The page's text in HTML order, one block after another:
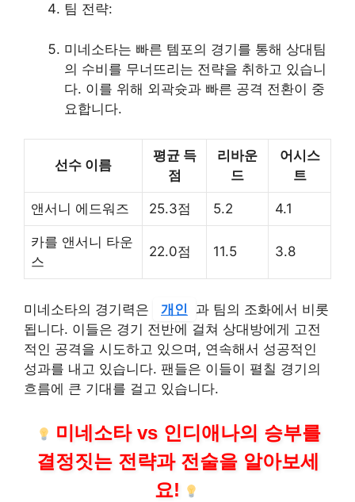
팀 전략:
미네소타는 빠른 템포의 경기를 통해 상대팀
의 수비를 무너뜨리는 전략을 취하고 있습니
다. 이를 위해 외곽슛과 빠른 공격 전환이 중
요합니다.
선수 이름
평균 득
점
리바운
드
어시스
트
앤서니 에드워즈 25.3점 5.2 4.1
카를 앤서니 타운
스
22.0점 11.5 3.8
미네소타의 경기력은 개인
과 팀의 조화에서 비롯
됩니다. 이들은 경기 전반에 걸쳐 상대방에게 고전
적인 공격을 시도하고 있으며, 연속해서 성공적인
성과를 내고 있습니다. 팬들은 이들이 펼칠 경기의
흐름에 큰 기대를 걸고 있습니다.
미네소타 vs 인디애나의 승부를
결정짓는 전략과 전술을 알아보세
요!